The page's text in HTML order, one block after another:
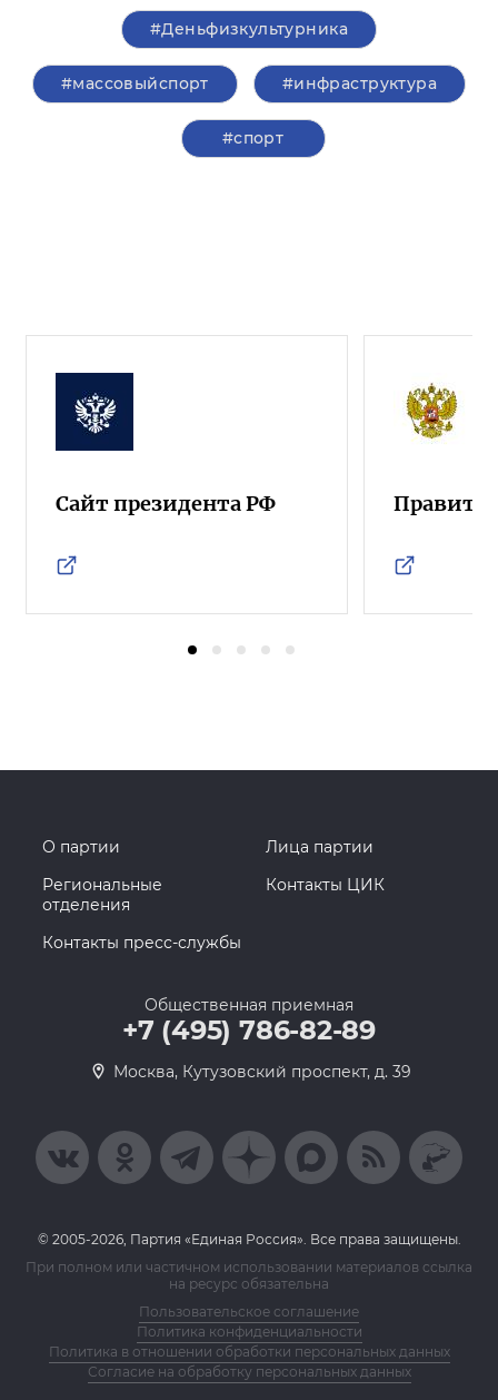
#Деньфизкультурника
#массовыйспорт #инфраструктура
#спорт
Сайт президента РФ
О партии
Лица партии
Региональные
отделения
Контакты ЦИК
Контакты пресс-службы
Общественная приемная
+7 (495) 786-82-89
Москва, Кутузовский проспект, д. 39
© 2005-2026, Партия «Единая Россия». Все права защищены.
При полном или частичном использовании материалов ссылка
на ресурс обязательна
Пользовательское соглашение
Политика конфиденциальности
Политика в отношении обработки персональных данных
Согласие на обработку персональных данных